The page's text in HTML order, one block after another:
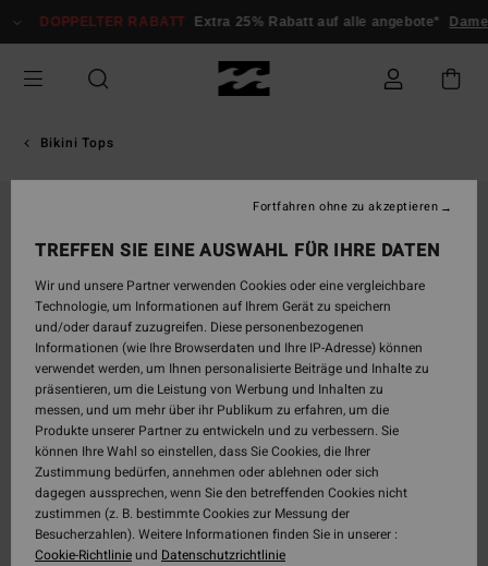
zur
springen
DOPPELTER RABATT Extra 25% Rabatt auf alle angebote* Damen
Bikini Tops
TREFFEN SIE EINE AUSWAHL FÜR IHRE DATEN
Wir und unsere Partner verwenden Cookies oder eine vergleichbare
Technologie, um Informationen auf Ihrem Gerät zu speichern
und/oder darauf zuzugreifen. Diese personenbezogenen
Informationen (wie Ihre Browserdaten und Ihre IP-Adresse) können
verwendet werden, um Ihnen personalisierte Beiträge und Inhalte zu
präsentieren, um die Leistung von Werbung und Inhalten zu
messen, und um mehr über ihr Publikum zu erfahren, um die
Produkte unserer Partner zu entwickeln und zu verbessern. Sie
können Ihre Wahl so einstellen, dass Sie Cookies, die Ihrer
Zustimmung bedürfen, annehmen oder ablehnen oder sich
dagegen aussprechen, wenn Sie den betreffenden Cookies nicht
zustimmen (z. B. bestimmte Cookies zur Messung der
Besucherzahlen). Weitere Informationen finden Sie in unserer :
Cookie-Richtlinieund Datenschutzrichtlinie
Fortfahren ohne zu akzeptieren